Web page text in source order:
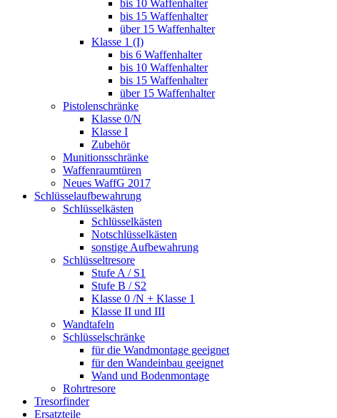
bis 10 Waffenhalter
bis 15 Waffenhalter
über 15 Waffenhalter
Klasse 1 (I)
bis 6 Waffenhalter
bis 10 Waffenhalter
bis 15 Waffenhalter
über 15 Waffenhalter
Pistolenschränke
Klasse 0/N
Klasse I
Zubehör
Munitionsschränke
Waffenraumtüren
Neues WaffG 2017
Schlüsselaufbewahrung
Schlüsselkästen
Schlüsselkästen
Notschlüsselkästen
sonstige Aufbewahrung
Schlüsseltresore
Stufe A / S1
Stufe B / S2
Klasse 0 /N + Klasse 1
Klasse II und III
Wandtafeln
Schlüsselschränke
für die Wandmontage geeignet
für den Wandeinbau geeignet
Wand und Bodenmontage
Rohrtresore
Tresorfinder
Ersatzteile